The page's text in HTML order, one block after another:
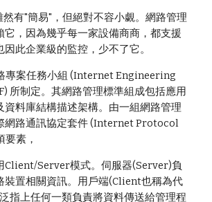
然有"簡易"，但絕對不容小覷。網路管理
它，因為幾乎每一家設備商商，都支援
因此企業級的監控，少不了它。
專案任務小組 (Internet Engineering
所制定。其網路管理標準組成包括應用
料庫結構描述架構。 由一組網路管理
網路通訊協定套件 (Internet Protocol
素，
Client/Server模式。伺服器(Server)負
裝置相關資訊。用戶端(Client也稱為代
指上任何一類負責將資料傳送給管理程